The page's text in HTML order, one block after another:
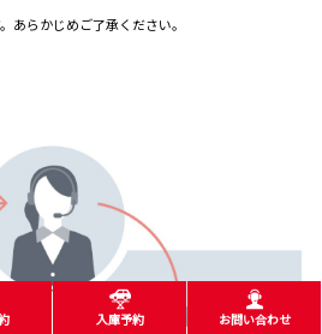
あらかじめご了承ください。
入庫予約 お問い合わせ